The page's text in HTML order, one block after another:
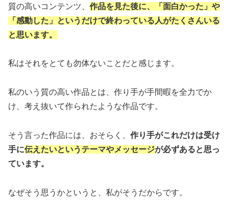
質の高いコンテンツ、 作品を見た後に、「面白かった」や
「感動した」というだけで終わっている人がたくさんいる
と思います。
私はそれをとても勿体ないことだと感じます。
私のいう質の高い作品とは、作り手が手間暇を全力でか
け、考え抜いて作られたような作品です。
そう言った作品には、おそらく、 作り手がこれだけは受け
手に伝えたいというテーマやメッセージが必ずあると思っ
ています。
なぜそう思うかというと、私がそうだからです。